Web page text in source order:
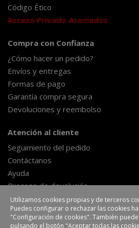
Código Ético
Acceso Privado Asociados
Compra con Confianza
¿Cómo hacer un pedido?
Envíos y entregas
Formas de pago
Garantía compra segura
Devoluciones y reembolso
Atención al cliente
Seguimiento del pedido
Contáctanos
Ayuda
Proceso de devolución
Formulario de desestimiento
Utilizamos cookies propias y de terceros
Puedes configurar o rechazar las cookies
"Configuración de cookies". También
pulsando el botón "Aceptar todas las